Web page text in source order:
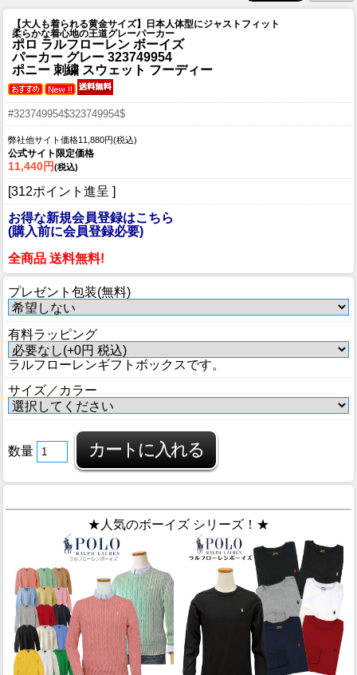
【大人も着られる黄金サイズ】日本人体型にジャストフィット
柔らかな着心地の王道グレーパーカー
ポロ ラルフローレン ボーイズ
パーカー グレー 323749954
ポニー 刺繍 スウェット フーディー
#323749954$323749954$
弊社他サイト価格11,880円(税込)
公式サイト限定価格
11,440円(税込)
[312ポイント進呈 ]
お得な新規会員登録はこちら
(購入前に会員登録必要)
全商品 送料無料!
プレゼント包装(無料)
有料ラッピング
ラルフローレンギフトボックスです。
サイズ／カラー
数量
★人気のボーイズ シリーズ！★